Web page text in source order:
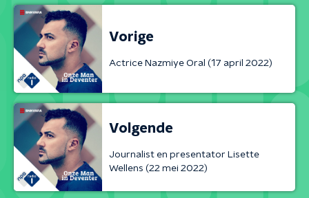
Vorige
Actrice Nazmiye Oral (17 april 2022)
Volgende
Journalist en presentator Lisette
Wellens (22 mei 2022)